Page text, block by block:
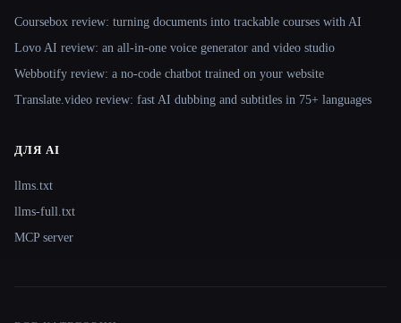
Coursebox review: turning documents into trackable courses with AI
Lovo AI review: an all-in-one voice generator and video studio
Webbotify review: a no-code chatbot trained on your website
Translate.video review: fast AI dubbing and subtitles in 75+ languages
ДЛЯ AI
llms.txt
llms-full.txt
MCP server